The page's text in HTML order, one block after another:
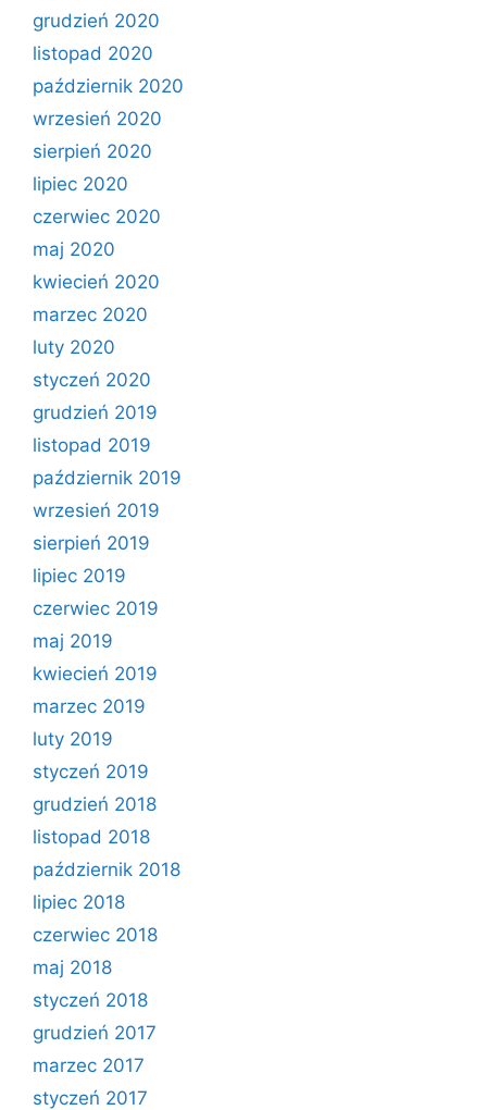
grudzień 2020
listopad 2020
październik 2020
wrzesień 2020
sierpień 2020
lipiec 2020
czerwiec 2020
maj 2020
kwiecień 2020
marzec 2020
luty 2020
styczeń 2020
grudzień 2019
listopad 2019
październik 2019
wrzesień 2019
sierpień 2019
lipiec 2019
czerwiec 2019
maj 2019
kwiecień 2019
marzec 2019
luty 2019
styczeń 2019
grudzień 2018
listopad 2018
październik 2018
lipiec 2018
czerwiec 2018
maj 2018
styczeń 2018
grudzień 2017
marzec 2017
styczeń 2017